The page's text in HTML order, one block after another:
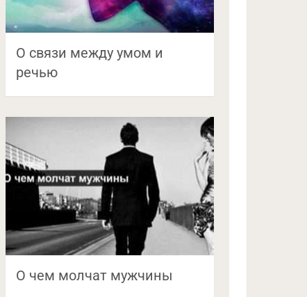
О связи между умом и
речью
О чем молчат мужчины